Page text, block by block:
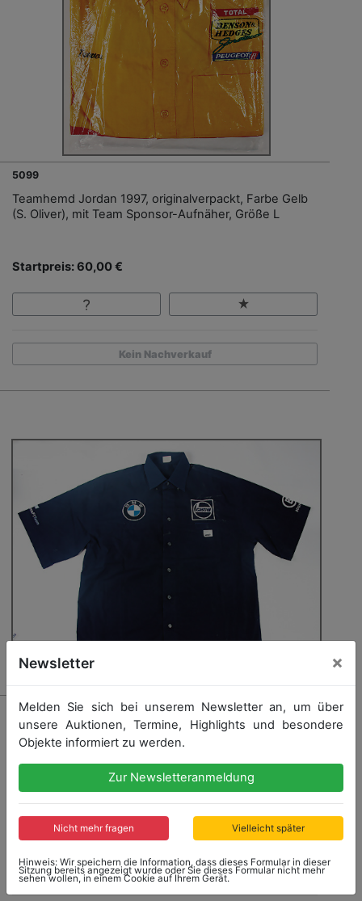
5099
Teamhemd Jordan 1997, originalverpackt, Farbe Gelb
(S. Oliver), mit Team Sponsor-Aufnäher, Größe L
Startpreis: 60,00 €
Kein Nachverkauf
5100 - BMW
BMW Williams Teamhemd von 2000, ohne
Tabakwerbung (solche werden bei Rennen mit
Tabakverbot getragen), Rückseite BMW Williams
Formel 1 Team, guter Zust.
Startpreis: 80,00 €
Newsletter ×
Melden Sie sich bei unserem Newsletter an, um über
unsere Auktionen, Termine, Highlights und besondere
Objekte informiert zu werden.
Zur Newsletteranmeldung
Nicht mehr fragen Vielleicht später
Hinweis: Wir speichern die Information, dass dieses Formular in dieser
Sitzung bereits angezeigt wurde oder Sie dieses Formular nicht mehr
sehen wollen, in einem Cookie auf Ihrem Gerät.